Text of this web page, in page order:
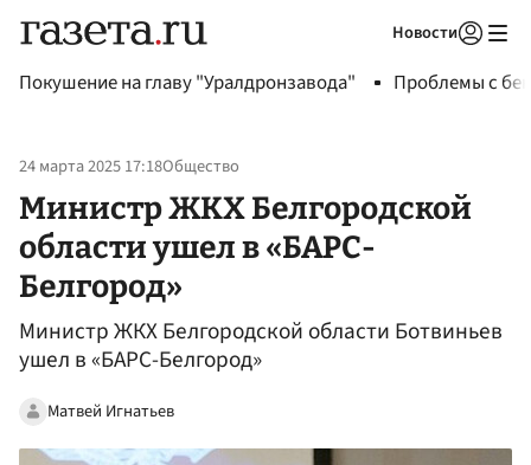
Новости
Покушение на главу "Уралдронзавода" Проблемы с
24 марта 2025 17:18Общество
Министр ЖКХ Белгородской
области ушел в «БАРС-
Белгород»
Министр ЖКХ Белгородской области Ботвиньев
ушел в «БАРС-Белгород»
Матвей Игнатьев